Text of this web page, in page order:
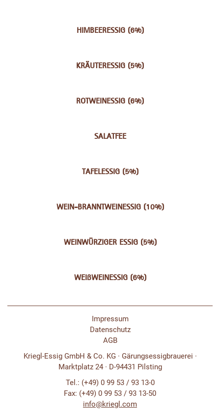
HIMBEERESSIG (6%)
KRÄUTERESSIG (5%)
ROTWEINESSIG (6%)
SALATFEE
TAFELESSIG (5%)
WEIN-BRANNTWEINESSIG (10%)
WEINWÜRZIGER ESSIG (5%)
WEIßWEINESSIG (6%)
Impressum
Datenschutz
AGB
Kriegl-Essig GmbH & Co. KG · Gärungsessigbrauerei ·
Marktplatz 24 · D-94431 Pilsting
Tel.: (+49) 0 99 53 / 93 13-0
Fax: (+49) 0 99 53 / 93 13-50
info@kriegl.com